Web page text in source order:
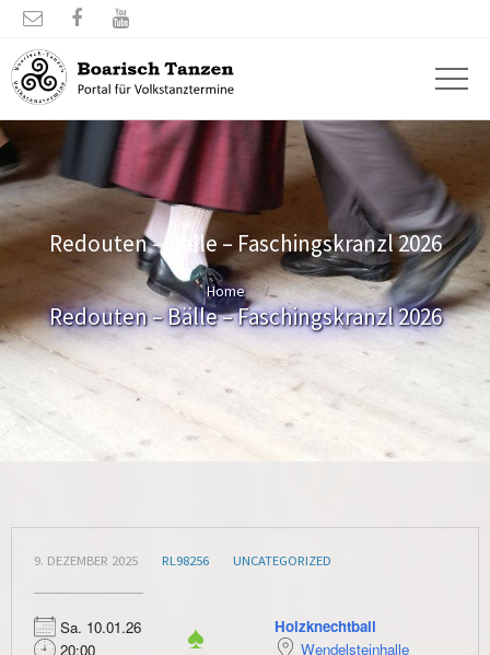
  
Redouten – Bälle – Faschingskranzl 2026
Home
Redouten – Bälle – Faschingskranzl 2026
9. DEZEMBER 2025 RL98256 UNCATEGORIZED
Sa. 10.01.26
20:00
♠
Holzknechtball
Wendelsteinhalle